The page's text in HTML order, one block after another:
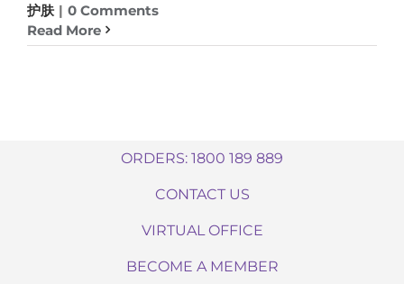
护肤 | 0 Comments
Read More
ORDERS: 1800 189 889
CONTACT US
VIRTUAL OFFICE
BECOME A MEMBER